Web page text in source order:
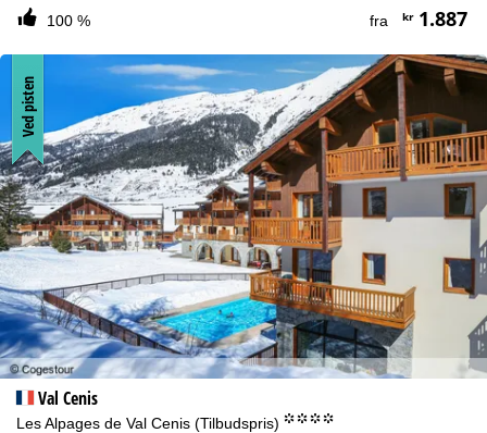
100 %
fra kr1.887
Val Cenis
Les Alpages de Val Cenis (Tilbudspris) °°°°
Ved pisten